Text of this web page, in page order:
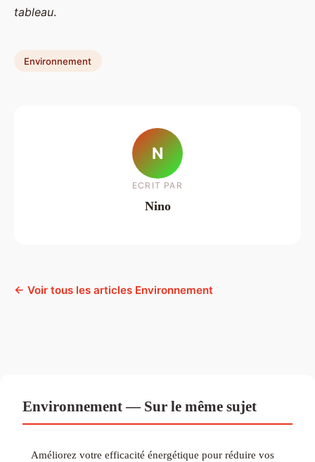
tableau.
Environnement
N
ECRIT PAR
Nino
← Voir tous les articles Environnement
Environnement — Sur le même sujet
Améliorez votre efficacité énergétique pour réduire vos